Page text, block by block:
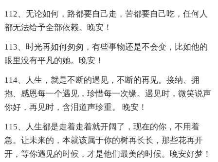
112、无论如何，路都要自己走，苦都要自己吃，任何人
都无法给予全部依赖。晚安！
113、时光再如何匆匆，有些事物还是不会变，比如他的
眼里没有平凡的她。晚安！
114、人生，就是不断的遇见，不断的再见。接纳、拥
抱、感恩每一个遇见，珍惜每一次缘。遇见时，微笑说声
你好，再见时，含泪道声珍重。 晚安！
115、人生都是走着走着就开阔了，现在的你，不用着
急。让未来的，本就该属于你的树再长长，那些花再开
开，等你遇见的时候，才是他们最美的时候。晚安好梦！